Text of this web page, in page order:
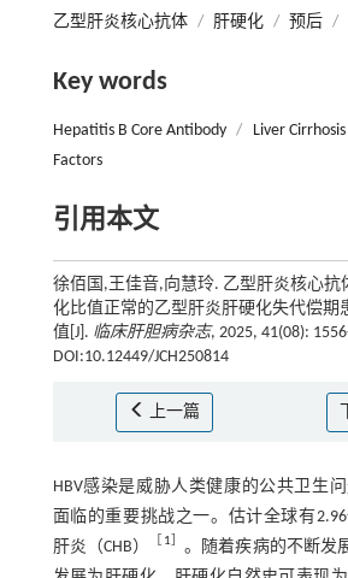
乙型肝炎核心抗体 / 肝硬化 / 预后 /
Key words
Hepatitis B Core Antibody / Liver Cirrhosis
Factors
引用本文
徐佰国,王佳音,向慧玲. 乙型肝炎核心抗
化比值正常的乙型肝炎肝硬化失代偿期
值[J]. 临床肝胆病杂志, 2025, 41(08):
DOI:10.12449/JCH250814
上一篇
HBV感染是威胁人类健康的公共卫生
面临的重要挑战之一。估计全球有
肝炎（CHB）
［ 1］ 。随着疾病的不断发